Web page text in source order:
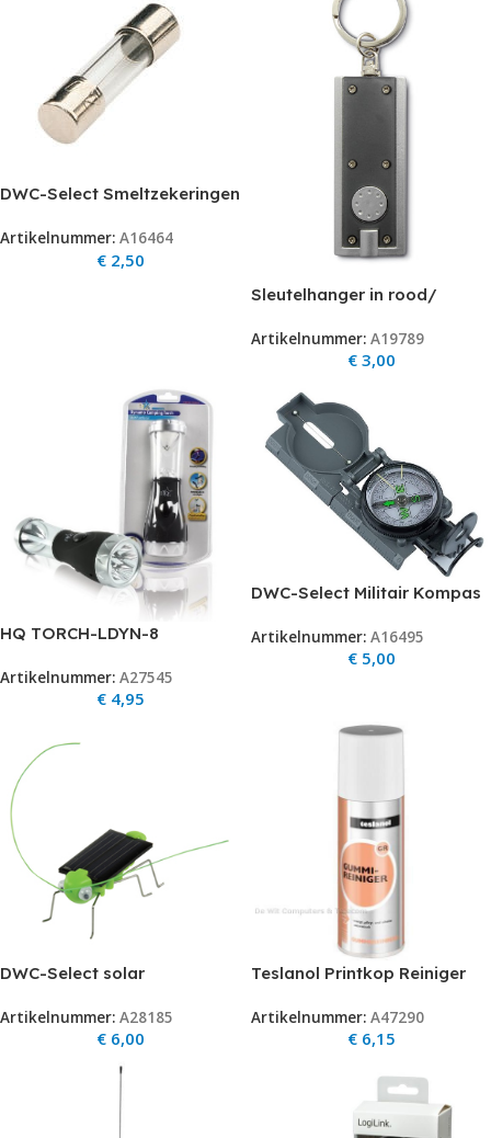
DWC-Select Smeltzekeringen
stuk QUICK snelle
doorbranding (voor fijne
Artikelnummer: A16464
€2,50
Sleutelhanger in rood/
Artikelnummer: A19789
€3,00
HQ TORCH-LDYN-8
Zaklamp met 12v
autostekker
Artikelnummer: A27545
€4,95
DWC-Select Militair Kompas
Artikelnummer: A16495
€5,00
DWC-Select solar
Artikelnummer: A28185
€6,00
Teslanol Printkop Reiniger
Artikelnummer: A47290
€6,15